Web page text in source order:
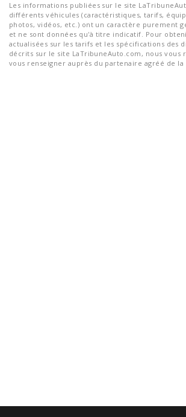
Les informations publiées sur le site
différents véhicules (caractéristiques, tarifs,
photos, vidéos, etc.) ont un caractère purement
et ne sont données qu'à titre indicatif. Pour
actualisées sur les tarifs et les spécifications des
décrits sur le site LaTribuneAuto.com, nous vous
vous renseigner auprès du partenaire agréé de la